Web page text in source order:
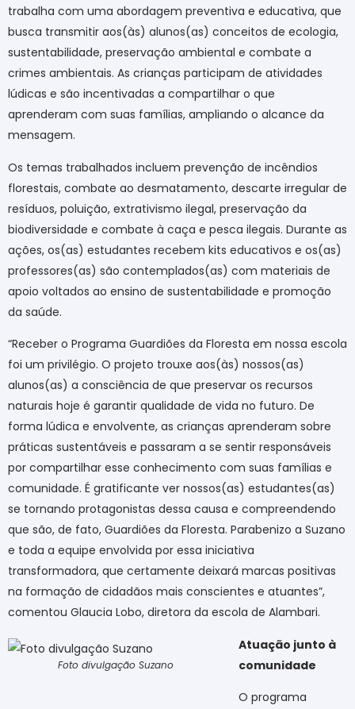
trabalha com uma abordagem preventiva e educativa, que
busca transmitir aos(às) alunos(as) conceitos de ecologia,
sustentabilidade, preservação ambiental e combate a
crimes ambientais. As crianças participam de atividades
lúdicas e são incentivadas a compartilhar o que
aprenderam com suas famílias, ampliando o alcance da
mensagem.
Os temas trabalhados incluem prevenção de incêndios
florestais, combate ao desmatamento, descarte irregular de
resíduos, poluição, extrativismo ilegal, preservação da
biodiversidade e combate à caça e pesca ilegais. Durante as
ações, os(as) estudantes recebem kits educativos e os(as)
professores(as) são contemplados(as) com materiais de
apoio voltados ao ensino de sustentabilidade e promoção
da saúde.
“Receber o Programa Guardiões da Floresta em nossa escola
foi um privilégio. O projeto trouxe aos(às) nossos(as)
alunos(as) a consciência de que preservar os recursos
naturais hoje é garantir qualidade de vida no futuro. De
forma lúdica e envolvente, as crianças aprenderam sobre
práticas sustentáveis e passaram a se sentir responsáveis
por compartilhar esse conhecimento com suas famílias e
comunidade. É gratificante ver nossos(as) estudantes(as)
se tornando protagonistas dessa causa e compreendendo
que são, de fato, Guardiões da Floresta. Parabenizo a Suzano
e toda a equipe envolvida por essa iniciativa
transformadora, que certamente deixará marcas positivas
na formação de cidadãos mais conscientes e atuantes”,
comentou Glaucia Lobo, diretora da escola de Alambari.
Foto divulgação Suzano
Atuação junto à
comunidade
O programa